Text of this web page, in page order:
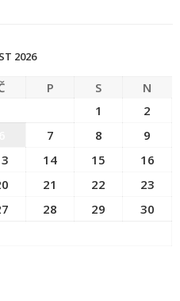
2026
P S
N
1
2
7 8
9
14 15
16
21 22
23
28 29
30